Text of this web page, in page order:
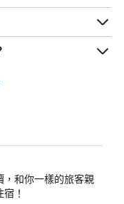
，和你一樣的旅客親
！